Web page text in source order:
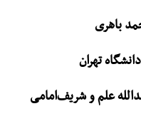
باهری
تهران
علم و شریف‌امامی